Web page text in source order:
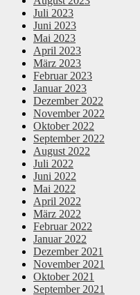
Juli 2023
Juni 2023
Mai 2023
April 2023
März 2023
Februar 2023
Januar 2023
Dezember 2022
November 2022
Oktober 2022
September 2022
August 2022
Juli 2022
Juni 2022
Mai 2022
April 2022
März 2022
Februar 2022
Januar 2022
Dezember 2021
November 2021
Oktober 2021
September 2021